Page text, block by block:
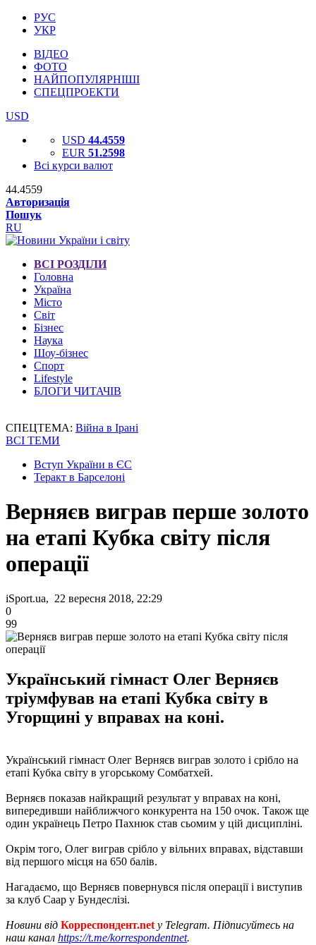
РУС
УКР
ВІДЕО
ФОТО
НАЙПОПУЛЯРНІШІ
СПЕЦПРОЕКТИ
USD
USD 44.4559
EUR 51.2598
Всі курси валют
44.4559
Авторизація
Пошук
RU
ВСІ РОЗДІЛИ
Головна
Україна
Місто
Світ
Бізнес
Наука
Шоу-бізнес
Спорт
Lifestyle
БЛОГИ ЧИТАЧІВ
СПЕЦТЕМА: Війна в Ірані
ВСІ ТЕМИ
Вступ України в ЄС
Теракт в Барселоні
Верняєв виграв перше золото
на етапі Кубка світу після
операції
iSport.ua, 22 вересня 2018, 22:29
0
99
Український гімнаст Олег Верняєв
тріумфував на етапі Кубка світу в
Угорщині у вправах на коні.
Український гімнаст Олег Верняєв виграв золото і срібло на
етапі Кубка світу в угорському Сомбатхей.
Верняєв показав найкращий результат у вправах на коні,
випередивши найближчого конкурента на 150 очок. Також ще
один українець Петро Пахнюк став сьомим у цій дисципліні.
Окрім того, Олег виграв срібло у вільних вправах, відставши
від першого місця на 650 балів.
Нагадаємо, що Верняєв повернувся після операції і виступив
за клуб Саар у Бундеслізі.
Новини від Корреспондент.net у Telegram. Підписуйтесь на
наш канал https://t.me/korrespondentnet.